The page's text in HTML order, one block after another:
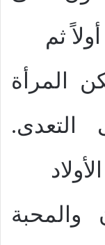
ثم
المرأة
والمحبة